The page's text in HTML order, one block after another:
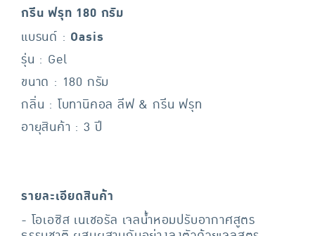
กรีน ฟรุท 180 กรัม
แบรนด์ : Oasis
รุ่น : Gel
ขนาด : 180 กรัม
กลิ่น : โบทานิคอล ลีฟ & กรีน ฟรุท
อายุสินค้า : 3 ปี
รายละเอียดสินค้า
- โอเอซิส เนเชอรัล เจลน้ำหอมปรับอากาศสูตร